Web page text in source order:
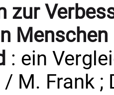
zur
: ein
M. Frank ;